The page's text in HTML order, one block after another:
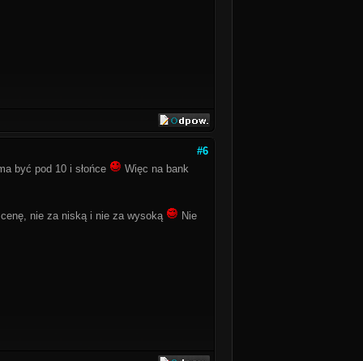
#6
być pod 10 i słońce
Więc na bank
nie za niską i nie za wysoką Nie